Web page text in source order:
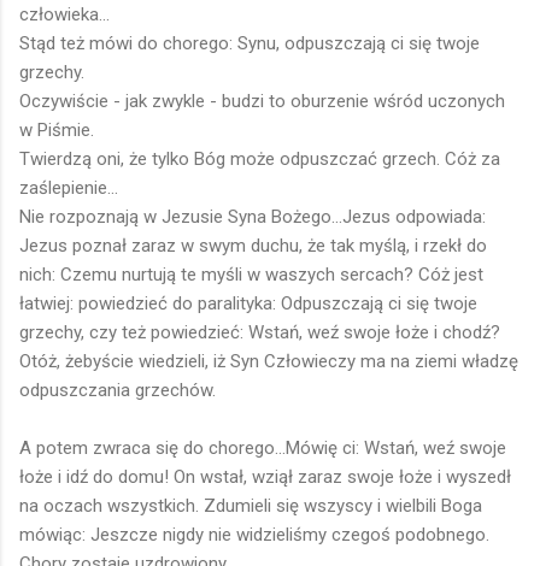
człowieka...
Stąd też mówi do chorego: Synu, odpuszczają ci się twoje
grzechy.
Oczywiście - jak zwykle - budzi to oburzenie wśród uczonych
w Piśmie.
Twierdzą oni, że tylko Bóg może odpuszczać grzech. Cóż za
zaślepienie...
Nie rozpoznają w Jezusie Syna Bożego...Jezus odpowiada:
Jezus poznał zaraz w swym duchu, że tak myślą, i rzekł do
nich: Czemu nurtują te myśli w waszych sercach? Cóż jest
łatwiej: powiedzieć do paralityka: Odpuszczają ci się twoje
grzechy, czy też powiedzieć: Wstań, weź swoje łoże i chodź?
Otóż, żebyście wiedzieli, iż Syn Człowieczy ma na ziemi władzę
odpuszczania grzechów.
A potem zwraca się do chorego...Mówię ci: Wstań, weź swoje
łoże i idź do domu! On wstał, wziął zaraz swoje łoże i wyszedł
na oczach wszystkich. Zdumieli się wszyscy i wielbili Boga
mówiąc: Jeszcze nigdy nie widzieliśmy czegoś podobnego.